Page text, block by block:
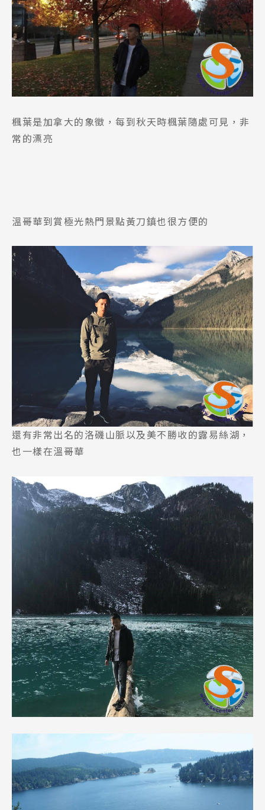
熱門搜尋：
Pathway
楓葉是加拿大的象徵，每到秋天時楓葉隨處可見，非
常的漂亮
溫哥華到賞極光熱門景點黃刀鎮也很方便的
還有非常出名的洛磯山脈以及美不勝收的露易絲湖，
也一樣在溫哥華